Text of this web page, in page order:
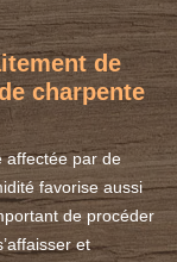
de
charpente
affectée par de
favorise aussi
de procéder
et